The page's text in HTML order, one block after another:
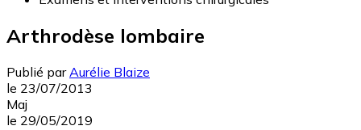
Arthrodèse lombaire
Publié par Aurélie Blaize
le 23/07/2013
Maj
le 29/05/2019